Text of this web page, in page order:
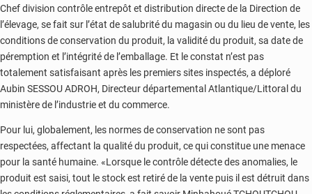
Chef division contrôle entrepôt et distribution directe de la Direction de
l’élevage, se fait sur l’état de salubrité du magasin ou du lieu de vente, les
conditions de conservation du produit, la validité du produit, sa date de
péremption et l’intégrité de l’emballage. Et le constat n’est pas
totalement satisfaisant après les premiers sites inspectés, a déploré
Aubin SESSOU ADROH, Directeur départemental Atlantique/Littoral du
ministère de l’industrie et du commerce.
Pour lui, globalement, les normes de conservation ne sont pas
respectées, affectant la qualité du produit, ce qui constitue une menace
pour la santé humaine. «Lorsque le contrôle détecte des anomalies, le
produit est saisi, tout le stock est retiré de la vente puis il est détruit dans